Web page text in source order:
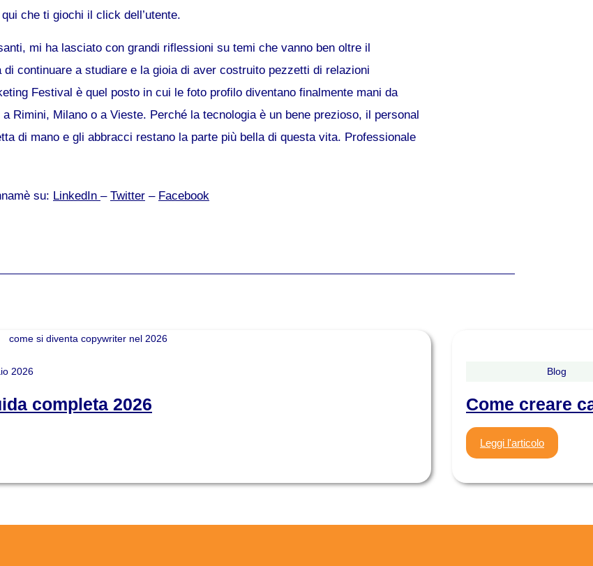
che ti giochi il click dell’utente.
mi ha lasciato con grandi riflessioni su temi che vanno ben oltre il
continuare a studiare e la gioia di aver costruito pezzetti di relazioni
Festival è quel posto in cui le foto profilo diventano finalmente mani da
Rimini, Milano o a Vieste. Perché la tecnologia è un bene prezioso, il personal
di mano e gli abbracci restano la parte più bella di questa vita. Professionale
su: LinkedIn – Twitter – Facebook
2026
completa 2026
Blog
Come creare
Leggi l'articolo